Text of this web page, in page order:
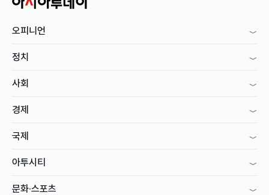
오피니언
정치
사회
경제
국제
아투시티
문화·스포츠